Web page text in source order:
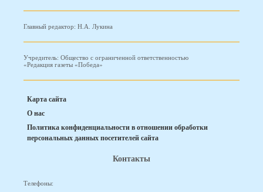
Главный редактор: Н.А. Лукина
Учредитель: Общество с ограниченной ответственностью
«Редакция газеты «Победа»
Карта сайта
О нас
Политика конфиденциальности в отношении обработки
персональных данных посетителей сайта
Контакты
Телефоны: